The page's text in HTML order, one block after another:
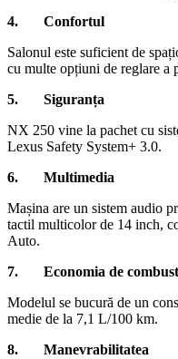
4.
Salonul este suficient de
cu multe opțiuni de reglare a
5. Siguranța
NX 250 vine la pachet cu
Lexus Safety System+ 3.0.
6.
Multimedia
Mașina are un sistem audio
tactil multicolor de 14 inch,
Auto.
7. Economia de
Modelul se bucură de un
medie de la 7,1 L/100 km.
8. Manevrabilitatea